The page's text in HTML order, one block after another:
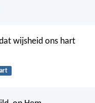
wijsheid ons hart